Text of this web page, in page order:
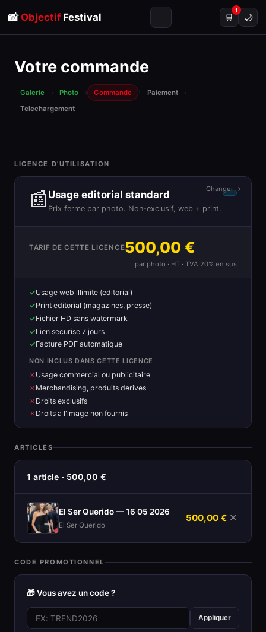
📸 ObjectifFestival 🛒
1
🌙
Votre commande
Galerie › Photo › Commande › Paiement
›
Telechargement
LICENCE D'UTILISATION
📰 Usage editorial standard
Prix ferme par photo. Non-exclusif, web + print.
Changer →
TARIF DE CETTE LICENCE500,00 €
par photo · HT · TVA 20% en sus
Usage web illimite (editorial)
Print editorial (magazines, presse)
Fichier HD sans watermark
Lien securise 7 jours
Facture PDF automatique
NON INCLUS DANS CETTE LICENCE
Usage commercial ou publicitaire
Merchandising, produits derives
Droits exclusifs
Droits a l'image non fournis
ARTICLES
1 article · 500,00 €
El Ser Querido — 16 05 2026
El Ser Querido
500,00 € ✕
CODE PROMOTIONNEL
🎁 Vous avez un code ?
Appliquer